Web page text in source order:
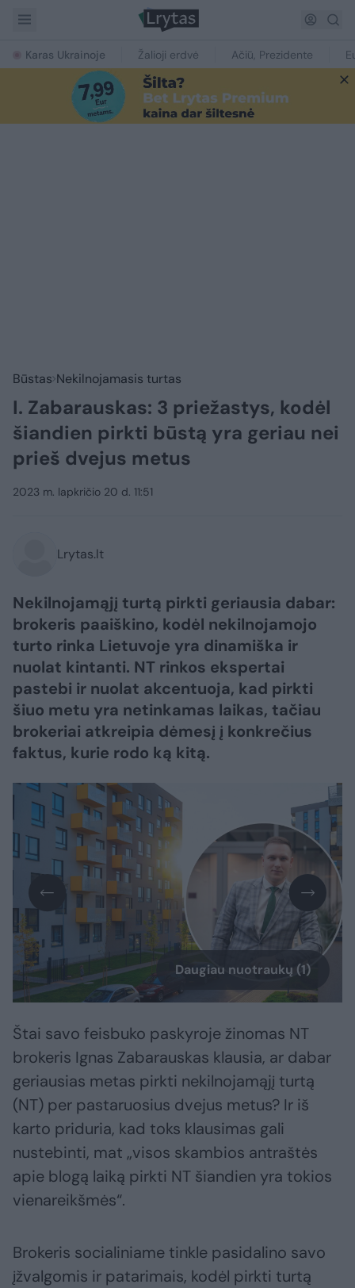
Karas Ukrainoje Žalioji erdvė Ačiū, Prezidente
Būstas Nekilnojamasis turtas
I. Zabarauskas: 3 priežastys, kodėl
šiandien pirkti būstą yra geriau nei
prieš dvejus metus
2023 m. lapkričio 20 d. 11:51
Lrytas.lt
Nekilnojamąjį turtą pirkti geriausia dabar:
brokeris paaiškino, kodėl nekilnojamojo
turto rinka Lietuvoje yra dinamiška ir
nuolat kintanti. NT rinkos ekspertai
pastebi ir nuolat akcentuoja, kad pirkti
šiuo metu yra netinkamas laikas, tačiau
brokeriai atkreipia dėmesį į konkrečius
faktus, kurie rodo ką kitą.
Daugiau nuotraukų (1)
Štai savo feisbuko paskyroje žinomas NT
brokeris Ignas Zabarauskas klausia, ar dabar
geriausias metas pirkti nekilnojamąjį turtą
(NT) per pastaruosius dvejus metus? Ir iš
karto priduria, kad toks klausimas gali
nustebinti, mat „visos skambios antraštės
apie blogą laiką pirkti NT šiandien yra tokios
vienareikšmės“.
Brokeris socialiniame tinkle pasidalino savo
įžvalgomis ir patarimais, kodėl pirkti turtą